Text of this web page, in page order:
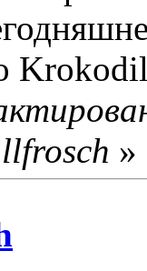
»